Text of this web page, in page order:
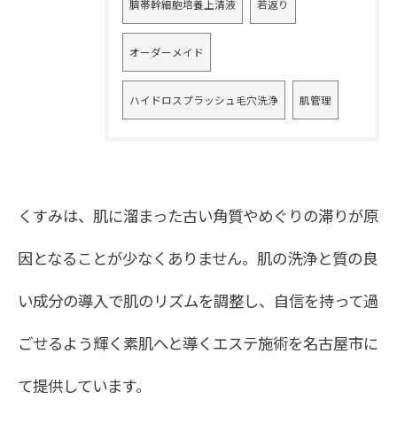
臍帯幹細胞培養上清液 若返り
オーダーメイド
ハイドロスプラッシュ毛穴洗浄 肌管理
くすみは、肌に溜まった古い角質やめぐりの滞りが原
因となることが少なくありません。肌の洗浄と質の良
い成分の導入で肌のリズムを調整し、自信を持って過
ごせるよう輝く素肌へと導くエステ施術を名古屋市に
て提供しています。